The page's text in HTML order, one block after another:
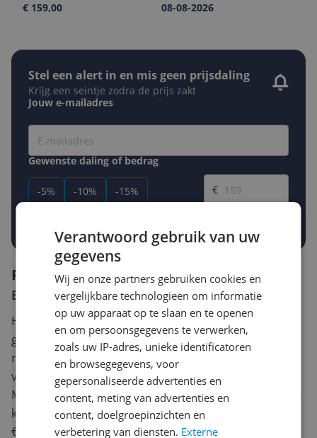
€ 159,00
08-08-2026
Stel een alert in en mis geen prijsdaling
Krijg een seintje zodra de prijs zakt
Jouw e-mailadres
Gewenste daling of bedrag
-5% -10% -15%
Gewenste prijs
€
Reviews
Er zijn nog geen reviews geschreven
Heb jij dit product in bezit en wil je graag je mening
geven? Start dan hieronder met het schrijven van je
review. Afhankelijk van de details duurt het schrijven
van een review gemiddeld tussen de 3 en 10 minuten.
Met jouw mening help je andere bezoekers een betere
keuze te maken én maak je iedere maand kans op
€250,-!
Klik hier voor de actievoorwaarden.
Verantwoord gebruik van uw
gegevens
Wij en onze partners gebruiken cookies en
vergelijkbare technologieën om informatie
op uw apparaat op te slaan en te openen
en om persoonsgegevens te verwerken,
zoals uw IP-adres, unieke identificatoren
en browsegegevens, voor
gepersonaliseerde advertenties en
content, meting van advertenties en
content, doelgroepinzichten en
verbetering van diensten. Externe